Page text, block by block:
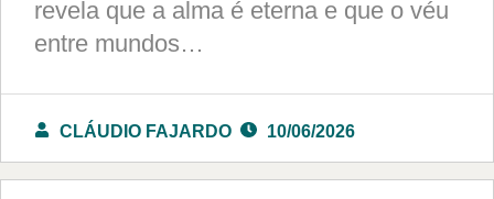
revela que a alma é eterna e que o véu
entre mundos…
CLÁUDIO FAJARDO 10/06/2026